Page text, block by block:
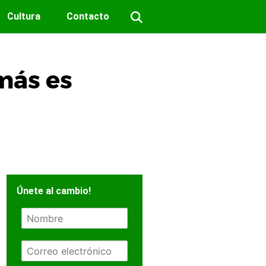
Cultura Contacto
es
Únete al cambio!
N
m
r
E
m